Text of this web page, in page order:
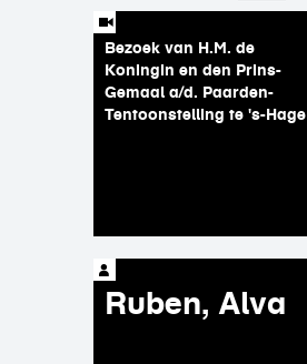
Bezoek van H.M. de
Koningin en den Prins-
Gemaal a/d. Paarden-
Tentoonstelling te 's-Hage
Ruben, Alva